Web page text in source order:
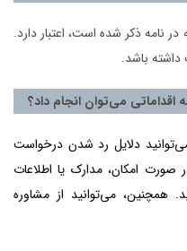
در نامه ذکر شده است، اعتبار دارد.
داشته باشد.
می‌توان انجام داد؟
دلایل رد شدن درخواست
صورت امکان، مدارک یا اطلاعات
همچنین، می‌توانید از مشاوره